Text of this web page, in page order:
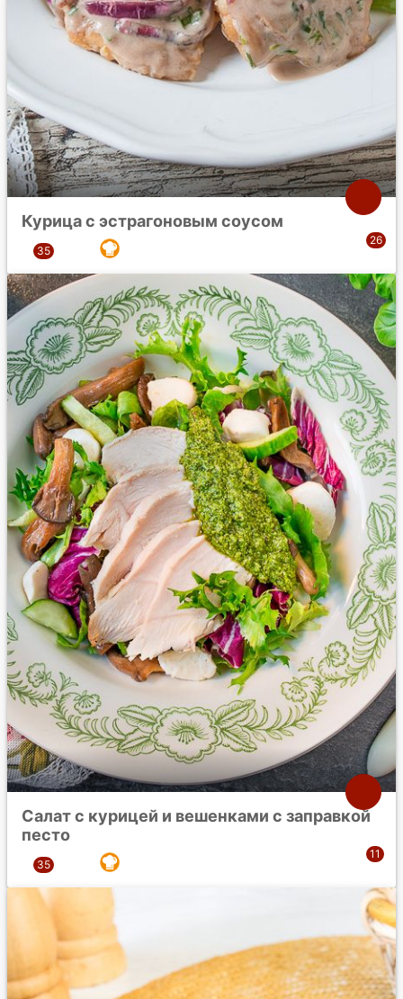
Курица с эстрагоновым соусом
Салат с курицей и вешенками с заправкой
песто